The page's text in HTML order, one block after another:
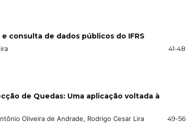
consulta de dados públicos do IFRS
41-48
de Quedas: Uma aplicação voltada à
Oliveira de Andrade, Rodrigo Cesar Lira
49-56